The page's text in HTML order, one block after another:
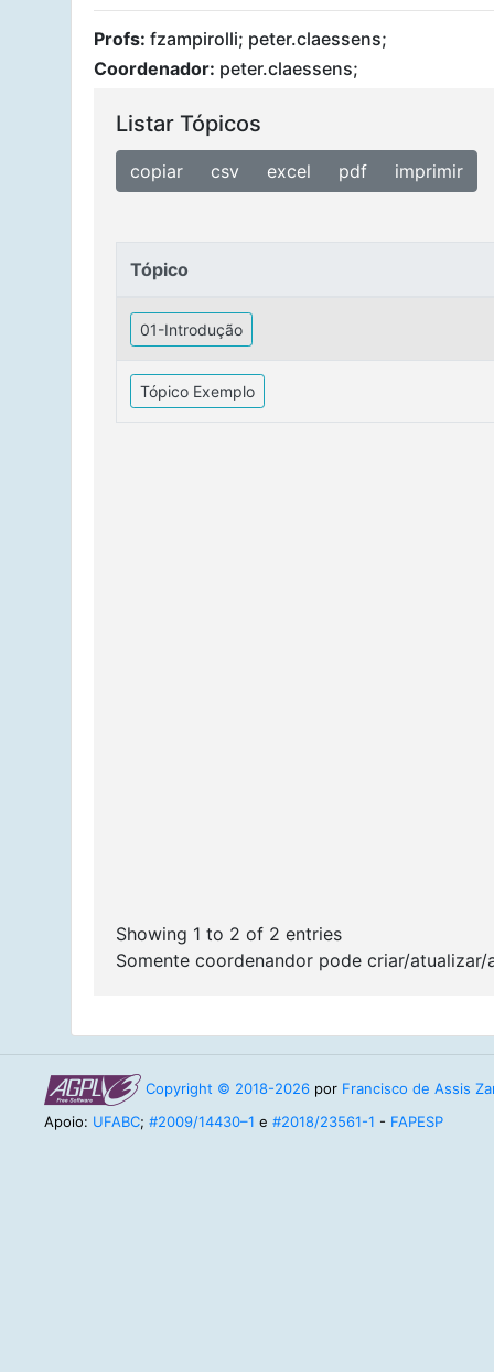
Profs: fzampirolli; peter.claessens;
Coordenador: peter.claessens;
Listar Tópicos
copiar csv excel pdf imprimir
Tópico
Tópico
01-Introdução
Tópico Exemplo
Showing 1 to 2 of 2 entries
Somente coordenandor pode criar/
Copyright © 2018-2026 por Francisco de Assis
Apoio: UFABC; #2009/14430–1 e #2018/23561-1 - FAPESP